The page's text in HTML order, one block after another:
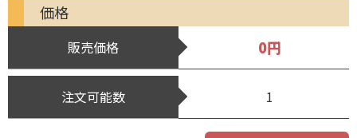
価格
販売価格 0円
注文可能数 1